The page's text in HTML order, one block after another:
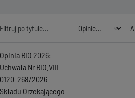
Opinia RIO 2026:
Uchwała Nr RIO.VIII-
0120-268/2026
Składu Orzekającego